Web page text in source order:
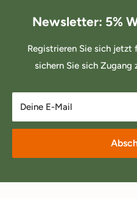
Newsletter: 5%
Registrieren Sie sich jetzt
sichern Sie sich Zugang
Deine E-Mail